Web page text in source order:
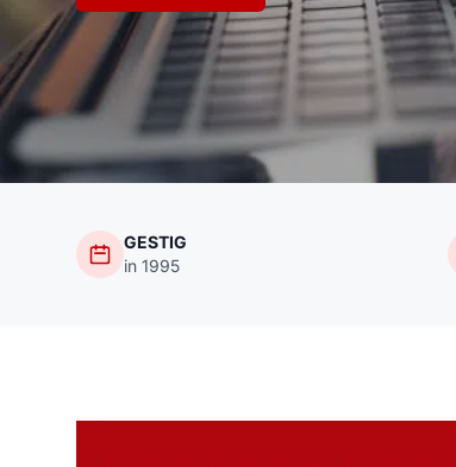
GESTIG
in 1995